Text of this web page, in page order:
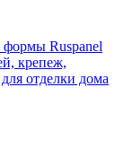
формы Ruspanel
крепеж,
отделки дома